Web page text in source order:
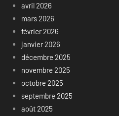
avril 2026
mars 2026
février 2026
janvier 2026
décembre 2025
novembre 2025
octobre 2025
septembre 2025
août 2025